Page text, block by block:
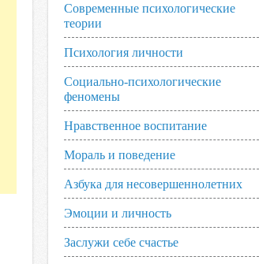
Современные психологические
теории
Психология личности
Социально-психологические
феномены
Нравственное воспитание
Мораль и поведение
Азбука для несовершеннолетних
Эмоции и личность
Заслужи себе счастье